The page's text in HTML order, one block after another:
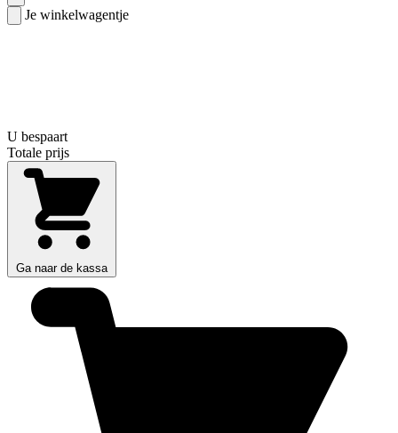
Je winkelwagentje
U bespaart
Totale prijs
Ga naar de kassa